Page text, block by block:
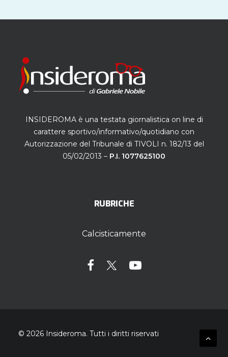
INSIDEROMA è una testata giornalistica on line di
carattere sportivo/informativo/quotidiano con
Autorizzazione del Tribunale di TIVOLI n. 182/13 del
05/02/2013 – P.I. 1077625100
RUBRICHE
Calcisticamente
© 2026 Insideroma. Tutti i diritti riservati